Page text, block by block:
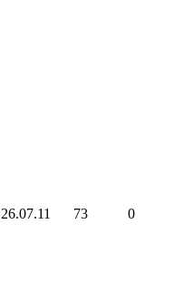
26.07.11 73 0